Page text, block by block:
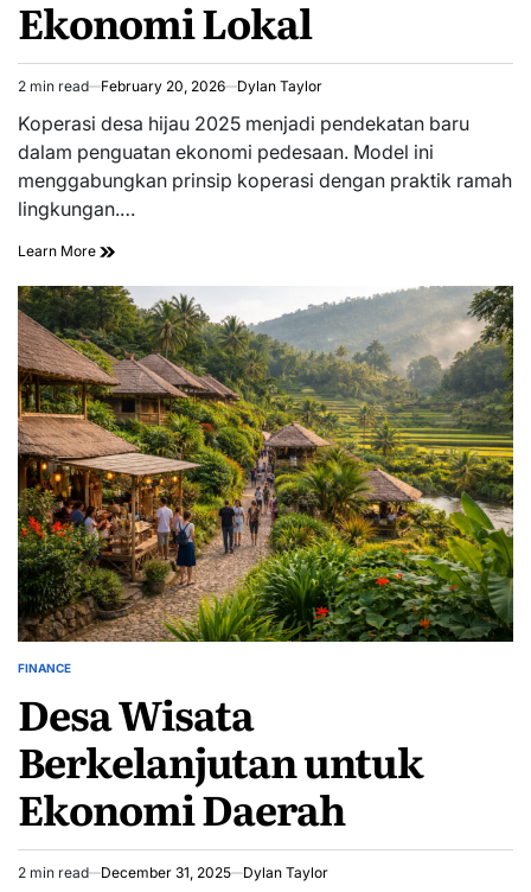
Ekonomi Lokal
Estimated
read
time
2 min read February 20, 2026 Dylan Taylor
Koperasi desa hijau 2025 menjadi pendekatan baru
dalam penguatan ekonomi pedesaan. Model ini
menggabungkan prinsip koperasi dengan praktik ramah
lingkungan.…
Learn More
POSTED
FINANCE
Desa Wisata
Berkelanjutan untuk
Ekonomi Daerah
Estimated
2 min read December 31, 2025 Dylan Taylor